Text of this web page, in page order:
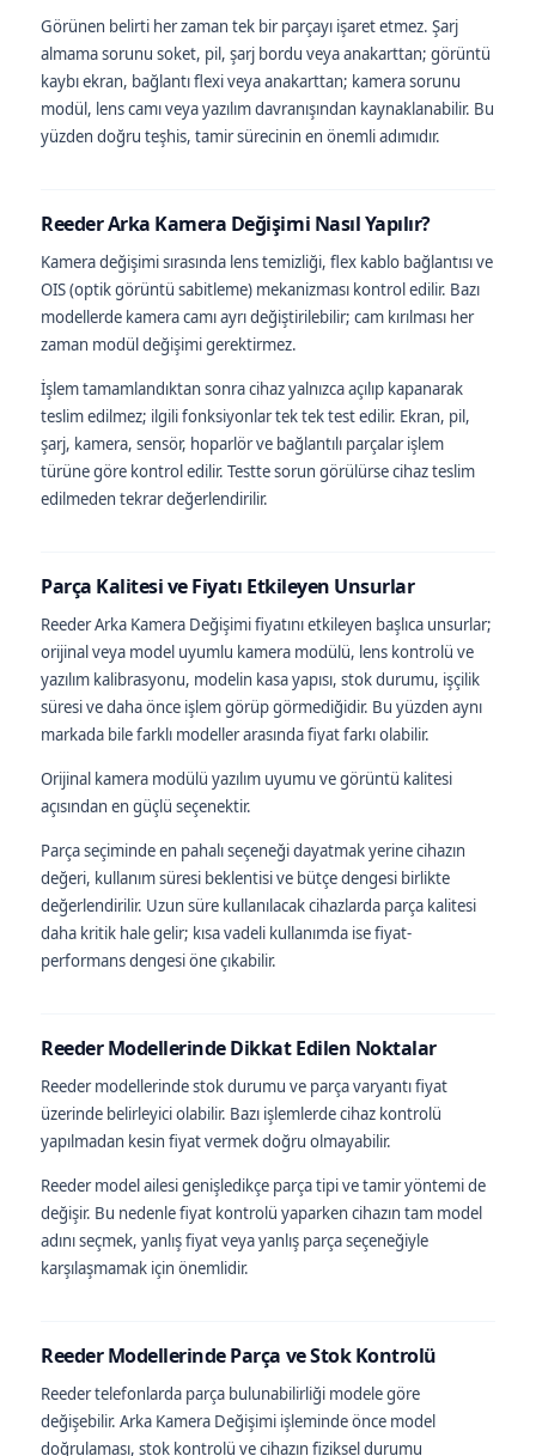
Görünen belirti her zaman tek bir parçayı işaret etmez. Şarj
almama sorunu soket, pil, şarj bordu veya anakarttan; görüntü
kaybı ekran, bağlantı flexi veya anakarttan; kamera sorunu
modül, lens camı veya yazılım davranışından kaynaklanabilir. Bu
yüzden doğru teşhis, tamir sürecinin en önemli adımıdır.
Reeder Arka Kamera Değişimi Nasıl Yapılır?
Kamera değişimi sırasında lens temizliği, flex kablo bağlantısı ve
OIS (optik görüntü sabitleme) mekanizması kontrol edilir. Bazı
modellerde kamera camı ayrı değiştirilebilir; cam kırılması her
zaman modül değişimi gerektirmez.
İşlem tamamlandıktan sonra cihaz yalnızca açılıp kapanarak
teslim edilmez; ilgili fonksiyonlar tek tek test edilir. Ekran, pil,
şarj, kamera, sensör, hoparlör ve bağlantılı parçalar işlem
türüne göre kontrol edilir. Testte sorun görülürse cihaz teslim
edilmeden tekrar değerlendirilir.
Parça Kalitesi ve Fiyatı Etkileyen Unsurlar
Reeder Arka Kamera Değişimi fiyatını etkileyen başlıca unsurlar;
orijinal veya model uyumlu kamera modülü, lens kontrolü ve
yazılım kalibrasyonu, modelin kasa yapısı, stok durumu, işçilik
süresi ve daha önce işlem görüp görmediğidir. Bu yüzden aynı
markada bile farklı modeller arasında fiyat farkı olabilir.
Orijinal kamera modülü yazılım uyumu ve görüntü kalitesi
açısından en güçlü seçenektir.
Parça seçiminde en pahalı seçeneği dayatmak yerine cihazın
değeri, kullanım süresi beklentisi ve bütçe dengesi birlikte
değerlendirilir. Uzun süre kullanılacak cihazlarda parça kalitesi
daha kritik hale gelir; kısa vadeli kullanımda ise fiyat-
performans dengesi öne çıkabilir.
Reeder Modellerinde Dikkat Edilen Noktalar
Reeder modellerinde stok durumu ve parça varyantı fiyat
üzerinde belirleyici olabilir. Bazı işlemlerde cihaz kontrolü
yapılmadan kesin fiyat vermek doğru olmayabilir.
Reeder model ailesi genişledikçe parça tipi ve tamir yöntemi de
değişir. Bu nedenle fiyat kontrolü yaparken cihazın tam model
adını seçmek, yanlış fiyat veya yanlış parça seçeneğiyle
karşılaşmamak için önemlidir.
Reeder Modellerinde Parça ve Stok Kontrolü
Reeder telefonlarda parça bulunabilirliği modele göre
değişebilir. Arka Kamera Değişimi işleminde önce model
doğrulaması, stok kontrolü ve cihazın fiziksel durumu